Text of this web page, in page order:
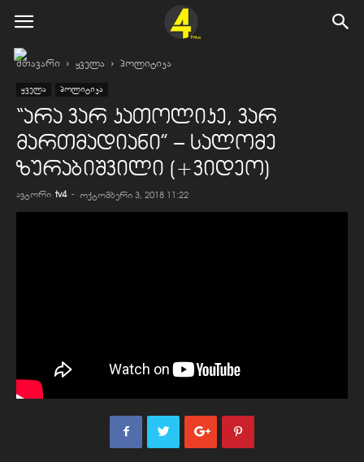
მთავარი ყველა პოლიტიკა
ყველა პოლიტიკა
“არა ვარ კათოლიკე, ვარ
მართმადიანი” – სალომე
ზურაბიშვილი (+ვიდეო)
ავტორი tv4 - ოქტომბერი 3, 2018 11:22